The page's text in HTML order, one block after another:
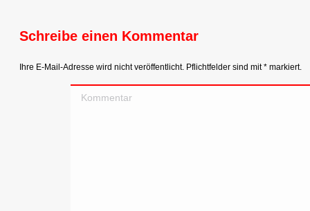
Schreibe einen Kommentar
Ihre E-Mail-Adresse wird nicht veröffentlicht. Pflichtfelder sind mit* markiert.